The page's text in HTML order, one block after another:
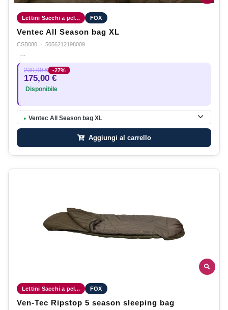
Lettini Sacchi a pel... FOX
Ventec All Season bag XL
CSB080 · 5056212198009
239,99 € -27%
175,00 €
Disponibile
● Ventec All Season bag XL
Aggiungi al carrello
Lettini Sacchi a pel... FOX
Ven-Tec Ripstop 5 season sleeping bag